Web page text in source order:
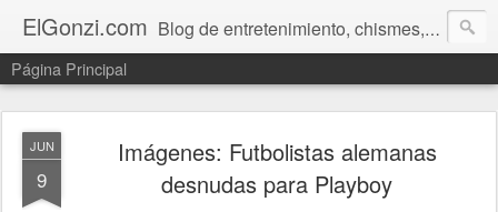
ElGonzi.com Blog de entretenimiento, chismes, humor, farándula, curiosidades, ovnis, noticias calientes, fotos, videos, paranormal y ¡más!
Página Principal
JUN
9
Imágenes: Futbolistas alemanas
desnudas para Playboy